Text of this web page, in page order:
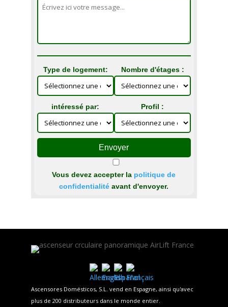
Type de logement: Nombre d'étages :
intéressé par: Profil :
Envoyer
Vous devez accepter la politique de
confidentialité avant d'envoyer.
Ascensores Domésticos, S.L. vend en Espagne, ainsi qu'avec
plus de 200 distributeurs dans le monde entier.